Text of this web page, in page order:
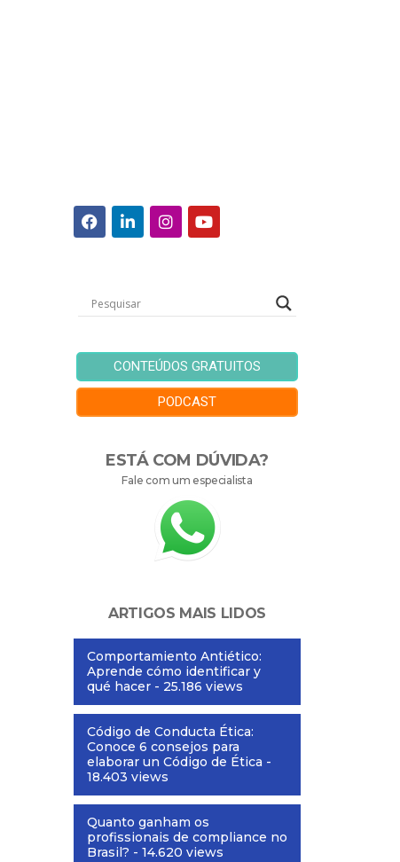
CONTEÚDOS GRATUITOS
PODCAST
ESTÁ COM DÚVIDA?
Fale com um especialista
ARTIGOS MAIS LIDOS
Comportamiento Antiético:
Aprende cómo identificar y
qué hacer - 25.186 views
Código de Conducta Ética:
Conoce 6 consejos para
elaborar un Código de Ética -
18.403 views
Quanto ganham os
profissionais de compliance no
Brasil? - 14.620 views